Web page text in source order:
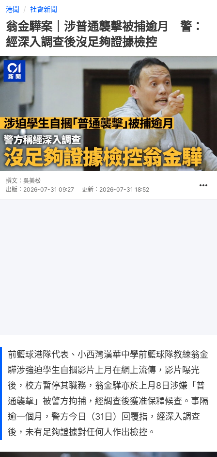
港聞 社會新聞
翁金驊案｜涉普通襲擊被捕逾月 警：
經深入調查後沒足夠證據檢控
撰文： 吳美松
出版： 2026-07-31 09:27 更新： 2026-07-31 18:52
前籃球港隊代表、小西灣漢華中學前籃球隊教練翁金
驊涉強迫學生自摑影片上月在網上流傳，影片曝光
後，校方暫停其職務，翁金驊亦於上月8日涉嫌「普
通襲擊」被警方拘捕，經調查後獲准保釋候查。事隔
逾一個月，警方今日（31日）回覆指，經深入調查
後，未有足夠證據對任何人作出檢控。